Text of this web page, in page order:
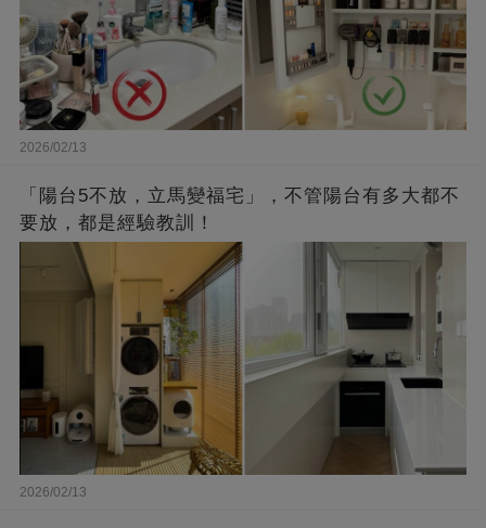
2026/02/13
「陽台5不放，立馬變福宅」，不管陽台有多大都不
要放，都是經驗教訓！
2026/02/13